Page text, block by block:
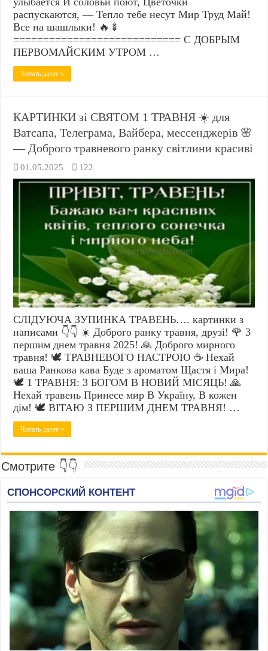
распускаются, — Тепло тебе несут Мир Труд Май!
Все на шашлыки! 🔥🍢
============================ С ДОБРЫМ
ПЕРВОМАЙСКИМ УТРОМ …
Читать далее »
КАРТИНКИ зі СВЯТОМ 1 ТРАВНЯ ☀️ для
Ватсапа, Телеграма, Вайбера, мессенджерів 🌸
— Доброго травневого ранку світлини красиві
01.05.2025 122
СЛІДУЮЧА ЗУПИНКА ТРАВЕНЬ…. картинки з
написами 👇👇 ☀️ Доброго ранку травня, друзі! 🌹 3
першим днем травня 2025! 🙏 Доброго мирного
травня! 🕊️ ТРАВНЕВОГО НАСТРОЮ ☕ Нехай
ваша Ранкова кава Буде з ароматом Щастя і Мира!
🕊️ 1 ТРАВНЯ: 3 БОГОМ В НОВИЙ МІСЯЦЬ! 🙏
Нехай травень Принесе мир В Україну, В кожен
дім! 🕊️ ВІТАЮ З ПЕРШИМ ДНЕМ ТРАВНЯ! …
Читать далее »
Смотрите 👇👇